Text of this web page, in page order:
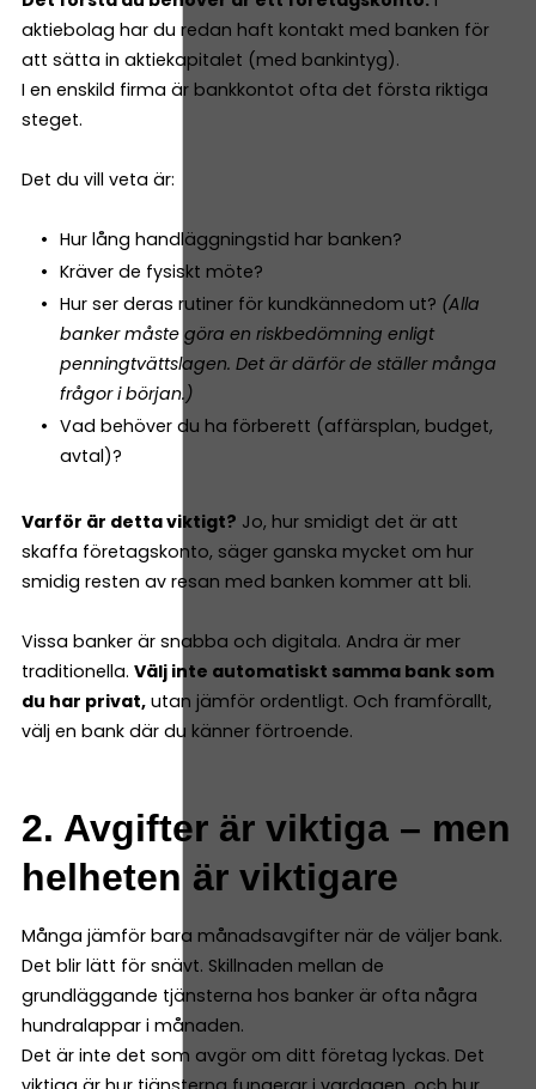
aktiebolag har du redan haft kontakt med banken för
att sätta in aktiekapitalet (med bankintyg).
I en enskild firma är bankkontot ofta det första riktiga
steget.
Det du vill veta är:
Hur lång handläggningstid har banken?
Kräver de fysiskt möte?
Hur ser deras rutiner för kundkännedom ut? (Alla
banker måste göra en riskbedömning enligt
penningtvättslagen. Det är därför de ställer många
frågor i början.)
Vad behöver du ha förberett (affärsplan, budget,
avtal)?
Varför är detta viktigt? Jo, hur smidigt det är att
skaffa företagskonto, säger ganska mycket om hur
smidig resten av resan med banken kommer att bli.
Vissa banker är snabba och digitala. Andra är mer
traditionella. Välj inte automatiskt samma bank som
du har privat, utan jämför ordentligt. Och framförallt,
välj en bank där du känner förtroende.
2. Avgifter är viktiga – men
helheten är viktigare
Många jämför bara månadsavgifter när de väljer bank.
Det blir lätt för snävt. Skillnaden mellan de
grundläggande tjänsterna hos banker är ofta några
hundralappar i månaden.
Det är inte det som avgör om ditt företag lyckas. Det